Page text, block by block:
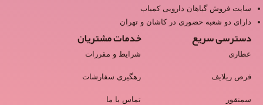
سایت فروش گیاهان دارویی کمیاب
دارای دو شعبه حضوری در کاشان و تهران
دسترسی سریع
عطاری
قرص ریلایف
سمنقور
خدمات مشتریان
شرایط و مقررات
رهگیری سفارشات
تماس با ما